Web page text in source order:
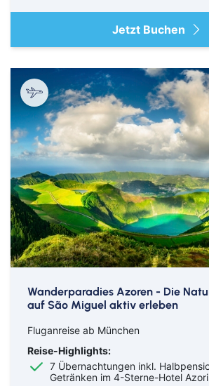
Jetzt Buchen
Wanderparadies Azoren - Die
auf São Miguel aktiv erleben
Fluganreise ab München
Reise-Highlights:
7 Übernachtungen inkl.
Getränken im 4-Sterne-Hotel